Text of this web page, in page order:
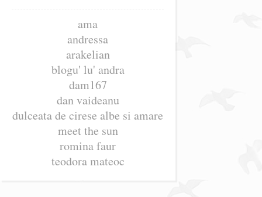
ama
andressa
arakelian
blogu' lu' andra
dam167
dan vaideanu
dulceata de cirese albe si amare
meet the sun
romina faur
teodora mateoc